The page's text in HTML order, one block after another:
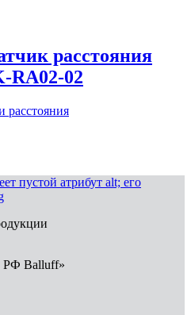
расстояния
RA02-02
расстояния
РФ Balluff»